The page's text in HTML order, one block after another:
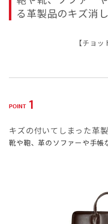
る革製品のキズ消
【チョ
キズの付いてしまった革製
靴や鞄、革のソファーや手帳